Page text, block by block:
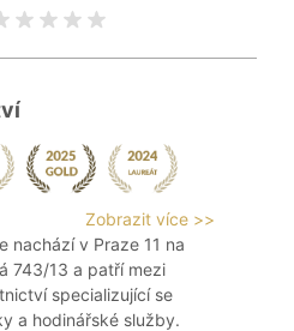
Zobrazit více >>
nachází v Praze 11 na
743/13 a patří mezi
specializující se
a hodinářské služby.